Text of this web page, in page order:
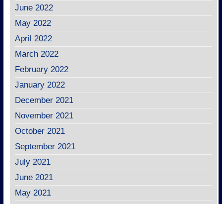
June 2022
May 2022
April 2022
March 2022
February 2022
January 2022
December 2021
November 2021
October 2021
September 2021
July 2021
June 2021
May 2021